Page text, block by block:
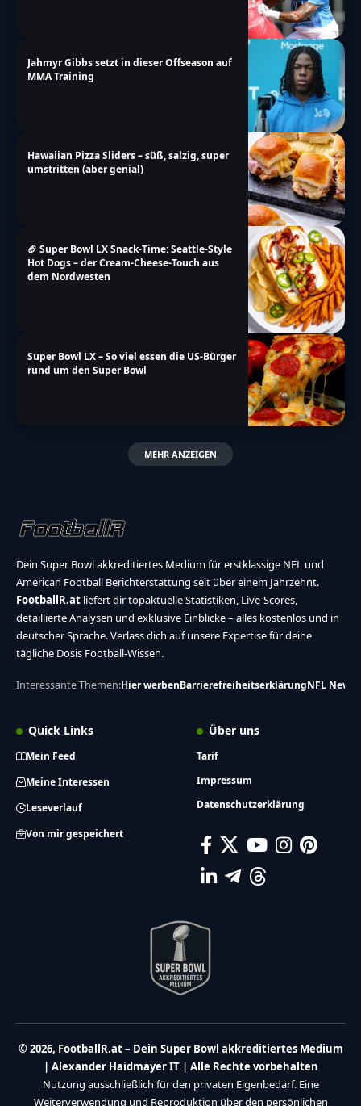
Jahmyr Gibbs setzt in dieser Offseason auf
MMA Training
Hawaiian Pizza Sliders – süß, salzig, super
umstritten (aber genial)
🏈 Super Bowl LX Snack-Time: Seattle-Style
Hot Dogs – der Cream-Cheese-Touch aus
dem Nordwesten
Super Bowl LX – So viel essen die US-Bürger
rund um den Super Bowl
MEHR ANZEIGEN
Dein Super Bowl akkreditiertes Medium für erstklassige NFL und
American Football Berichterstattung seit über einem Jahrzehnt.
FootballR.at liefert dir topaktuelle Statistiken, Live-Scores,
detaillierte Analysen und exklusive Einblicke – alles kostenlos und in
deutscher Sprache. Verlass dich auf unsere Expertise für deine
tägliche Dosis Football-Wissen.
Interessante Themen:Hier werbenBarrierefreiheitserklärungNFL News
Quick Links
Mein Feed
Meine Interessen
Leseverlauf
Von mir gespeichert
Über uns
Tarif
Impressum
Datenschutzerklärung
© 2026, FootballR.at – Dein Super Bowl akkreditiertes Medium
| Alexander Haidmayer IT | Alle Rechte vorbehalten
Nutzung ausschließlich für den privaten Eigenbedarf. Eine
Weiterverwendung und Reproduktion über den persönlichen